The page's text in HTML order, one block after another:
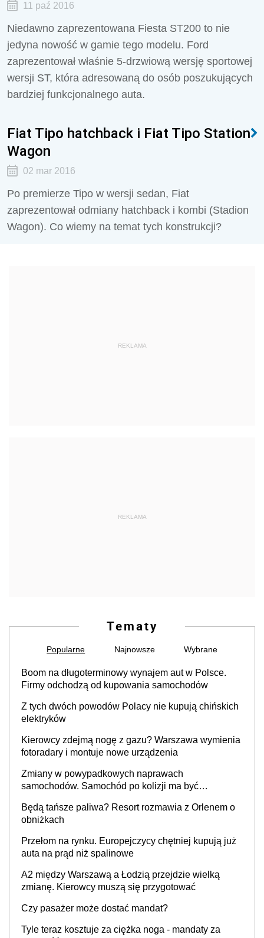
11 paź 2016
Niedawno zaprezentowana Fiesta ST200 to nie
jedyna nowość w gamie tego modelu. Ford
zaprezentował właśnie 5-drzwiową wersję sportowej
wersji ST, która adresowaną do osób poszukujących
bardziej funkcjonalnego auta.
Fiat Tipo hatchback i Fiat Tipo Station
Wagon
02 mar 2016
Po premierze Tipo w wersji sedan, Fiat
zaprezentował odmiany hatchback i kombi (Stadion
Wagon). Co wiemy na temat tych konstrukcji?
REKLAMA
REKLAMA
Tematy
Popularne Najnowsze Wybrane
Boom na długoterminowy wynajem aut w Polsce.
Firmy odchodzą od kupowania samochodów
Z tych dwóch powodów Polacy nie kupują chińskich
elektryków
Kierowcy zdejmą nogę z gazu? Warszawa wymienia
fotoradary i montuje nowe urządzenia
Zmiany w powypadkowych naprawach
samochodów. Samochód po kolizji ma być
producenta
Będą tańsze paliwa? Resort rozmawia z Orlenem o
obniżkach
Przełom na rynku. Europejczycy chętniej kupują już
auta na prąd niż spalinowe
A2 między Warszawą a Łodzią przejdzie wielką
zmianę. Kierowcy muszą się przygotować
Czy pasażer może dostać mandat?
Tyle teraz kosztuje za ciężka noga - mandaty za